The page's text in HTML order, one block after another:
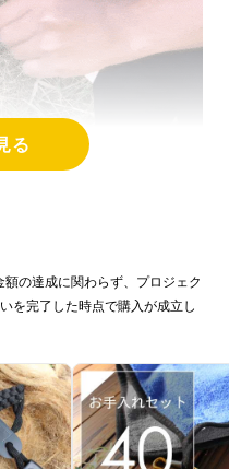
た斬れる！？切れ味
ゆる場面で活躍しま
マン
る
の達成に関わらず、プロジェク
を完了した時点で購入が成立し